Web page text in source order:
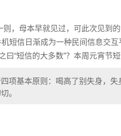
，母本早就见过，可此次见到
短信日渐成为一种民间信息交互
“短信的大多数”？本周元宵节短
项基本原则：喝高了别失身，失
。